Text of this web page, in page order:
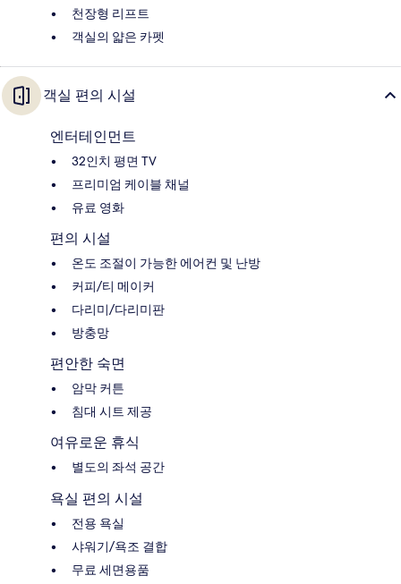
천장형 리프트
객실의 얇은 카펫
객실 편의 시설
엔터테인먼트
32인치 평면 TV
프리미엄 케이블 채널
유료 영화
편의 시설
온도 조절이 가능한 에어컨 및 난방
커피/티 메이커
다리미/다리미판
방충망
편안한 숙면
암막 커튼
침대 시트 제공
여유로운 휴식
별도의 좌석 공간
욕실 편의 시설
전용 욕실
샤워기/욕조 결합
무료 세면용품